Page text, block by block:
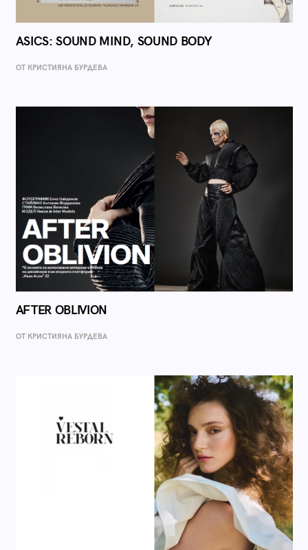
ASICS: SOUND MIND, SOUND BODY
ОТ КРИСТИЯНА БУРДЕВА
AFTER OBLIVION
ОТ КРИСТИЯНА БУРДЕВА